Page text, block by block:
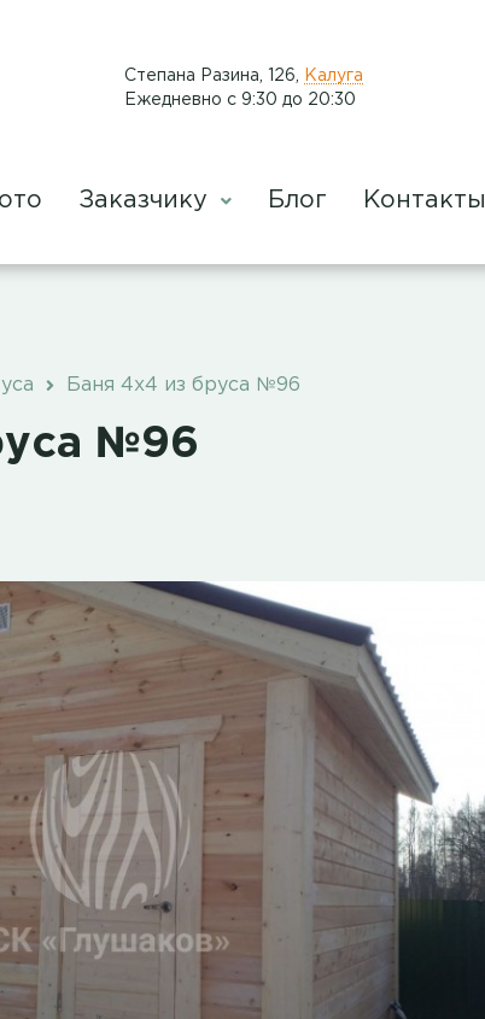
​Степана Разина, 126
Калуга
Ежедневно с 9:30 до 20:30
Заказчику Блог Контакты
Баня 4х4 из бруса №96
№96